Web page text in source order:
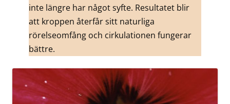
inte längre har något syfte. Resultatet blir
att kroppen återfår sitt naturliga
rörelseomfång och cirkulationen fungerar
bättre.